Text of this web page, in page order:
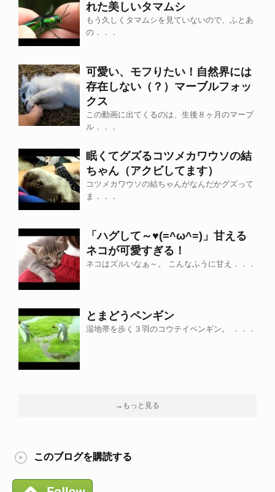
れた美しいタマムシ
もう久しくタマムシを見ていないので、ふとあ
の．．．
可愛い、モフりたい！自然界には
存在しない（？）マーブルフォッ
クス
この動画に出てくるのは、生後８ヶ月のマーブ
ル．．．
眠くてグズるコツメカワウソの結
ちゃん（アクビしてます）
コツメカワウソの結ちゃんがなんだかグズって
ま．．．
「ハグして～♥(=^ω^=)」甘える
ネコが可愛すぎる！
ネコはズルいなぁ～。 こんなふうに甘え．．．
とまどうペンギン
湿地帯を歩く３羽のコウテイペンギン。 ．．．
→もっと見る
このブログを購読する